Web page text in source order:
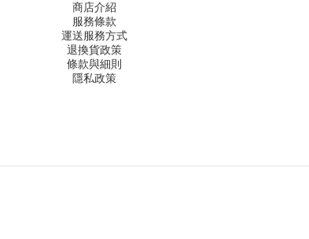
商店介紹
服務條款
運送服務方式
退換貨政策
條款與細則
隱私政策